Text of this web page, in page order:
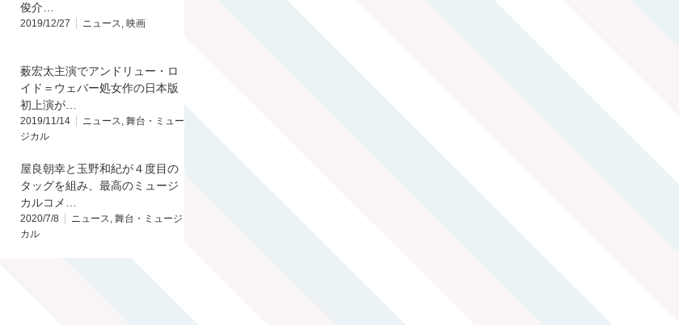
俊介…
2019/12/27 ニュース, 映画
薮宏太主演でアンドリュー・ロ
イド＝ウェバー処女作の日本版
初上演が…
2019/11/14 ニュース, 舞台・ミュー
ジカル
屋良朝幸と玉野和紀が４度目の
タッグを組み、最高のミュージ
カルコメ…
2020/7/8 ニュース, 舞台・ミュージ
カル